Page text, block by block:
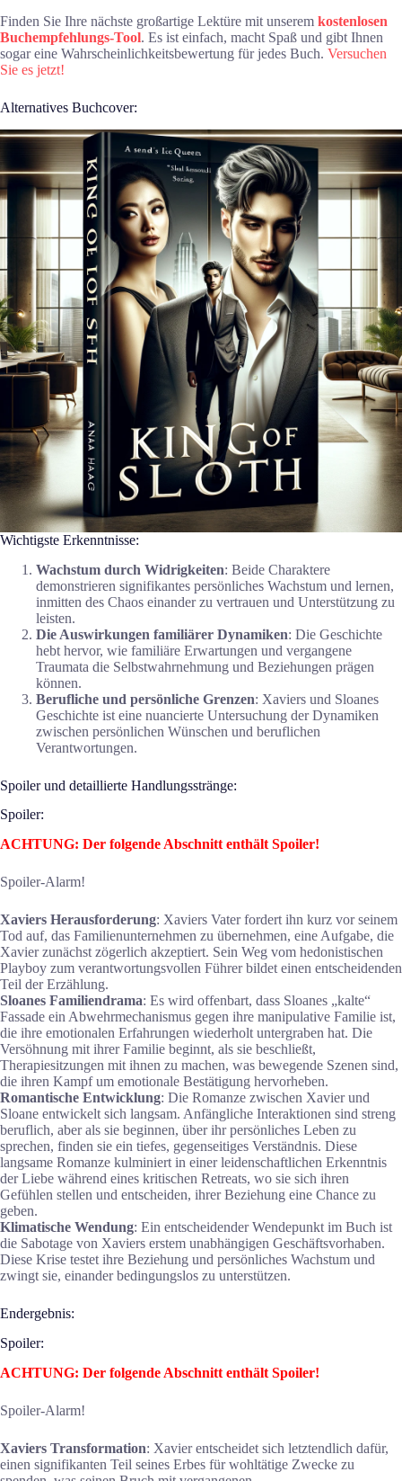
Finden Sie Ihre nächste großartige Lektüre mit unserem kostenlosen
Buchempfehlungs-Tool. Es ist einfach, macht Spaß und gibt Ihnen
sogar eine Wahrscheinlichkeitsbewertung für jedes Buch. Versuchen
Sie es jetzt!
Alternatives Buchcover:
Wichtigste Erkenntnisse:
Wachstum durch Widrigkeiten: Beide Charaktere
demonstrieren signifikantes persönliches Wachstum und lernen,
inmitten des Chaos einander zu vertrauen und Unterstützung zu
leisten.
Die Auswirkungen familiärer Dynamiken: Die Geschichte
hebt hervor, wie familiäre Erwartungen und vergangene
Traumata die Selbstwahrnehmung und Beziehungen prägen
können.
Berufliche und persönliche Grenzen: Xaviers und Sloanes
Geschichte ist eine nuancierte Untersuchung der Dynamiken
zwischen persönlichen Wünschen und beruflichen
Verantwortungen.
Spoiler und detaillierte Handlungsstränge:
Spoiler:
ACHTUNG: Der folgende Abschnitt enthält Spoiler!
Spoiler-Alarm!
Xaviers Herausforderung: Xaviers Vater fordert ihn kurz vor seinem
Tod auf, das Familienunternehmen zu übernehmen, eine Aufgabe, die
Xavier zunächst zögerlich akzeptiert. Sein Weg vom hedonistischen
Playboy zum verantwortungsvollen Führer bildet einen entscheidenden
Teil der Erzählung.
Sloanes Familiendrama: Es wird offenbart, dass Sloanes „kalte“
Fassade ein Abwehrmechanismus gegen ihre manipulative Familie ist,
die ihre emotionalen Erfahrungen wiederholt untergraben hat. Die
Versöhnung mit ihrer Familie beginnt, als sie beschließt,
Therapiesitzungen mit ihnen zu machen, was bewegende Szenen sind,
die ihren Kampf um emotionale Bestätigung hervorheben.
Romantische Entwicklung: Die Romanze zwischen Xavier und
Sloane entwickelt sich langsam. Anfängliche Interaktionen sind streng
beruflich, aber als sie beginnen, über ihr persönliches Leben zu
sprechen, finden sie ein tiefes, gegenseitiges Verständnis. Diese
langsame Romanze kulminiert in einer leidenschaftlichen Erkenntnis
der Liebe während eines kritischen Retreats, wo sie sich ihren
Gefühlen stellen und entscheiden, ihrer Beziehung eine Chance zu
geben.
Klimatische Wendung: Ein entscheidender Wendepunkt im Buch ist
die Sabotage von Xaviers erstem unabhängigen Geschäftsvorhaben.
Diese Krise testet ihre Beziehung und persönliches Wachstum und
zwingt sie, einander bedingungslos zu unterstützen.
Endergebnis:
Spoiler:
ACHTUNG: Der folgende Abschnitt enthält Spoiler!
Spoiler-Alarm!
Xaviers Transformation: Xavier entscheidet sich letztendlich dafür,
einen signifikanten Teil seines Erbes für wohltätige Zwecke zu